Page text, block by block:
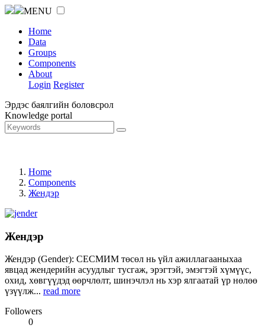
MENU
Home
Data
Groups
Components
About
Login Register
Эрдэс баялгийн боловсрол
Knowledge portal
Home
Components
Жендэр
Жендэр
Жендэр (Gender): СЕСМИМ төсөл нь үйл ажиллагааныхаа
явцад жендерийн асуудлыг тусгаж, эрэгтэй, эмэгтэй хүмүүс,
охид, хөвгүүдэд өөрчлөлт, шинэчлэл нь хэр ялгаатай үр нөлөө
үзүүлж... read more
Followers
0